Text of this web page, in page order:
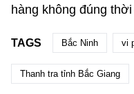
hàng không đúng
TAGS Bắc Ninh vi
Thanh tra tỉnh Bắc Giang